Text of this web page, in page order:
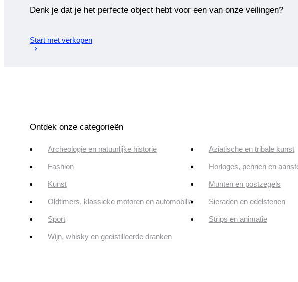
Denk je dat je het perfecte object hebt voor een van onze veilingen?
Start met verkopen
Ontdek onze categorieën
Archeologie en natuurlijke historie Aziatische en tribale kunst
Fashion Horloges, pennen en
Kunst Munten en postzegels
Oldtimers, klassieke motoren en automobilia Sieraden en edelstenen
Sport Strips en animatie
Wijn, whisky en gedistilleerde dranken